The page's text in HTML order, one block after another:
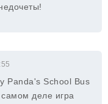
Panda's School Bus
самом деле игра